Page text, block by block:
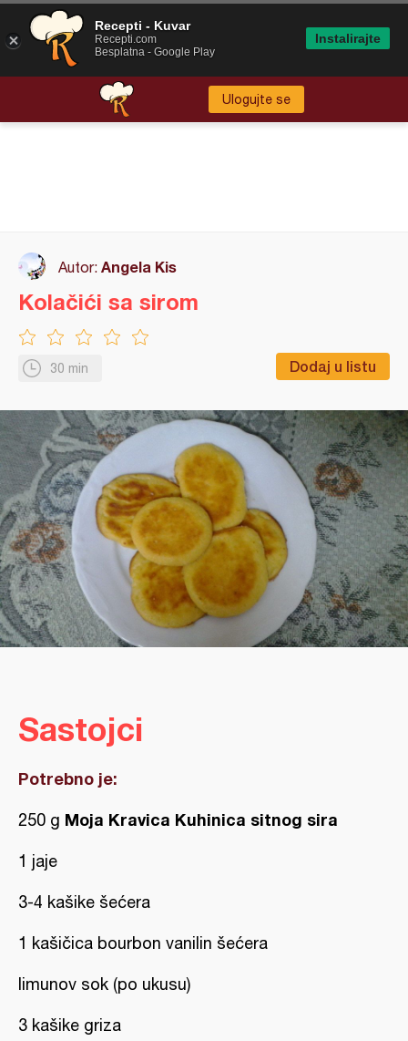
Ulogujte se
Autor: Angela Kis
30 min Dodaj u listu
Kolačići sa sirom
Sastojci
Potrebno je:
250 g Moja Kravica Kuhinica sitnog sira
1 jaje
3-4 kašike šećera
1 kašičica bourbon vanilin šećera
limunov sok (po ukusu)
3 kašike griza
Recepti - Kuvar
Recepti.com
Besplatna - Google Play
Instalirajte